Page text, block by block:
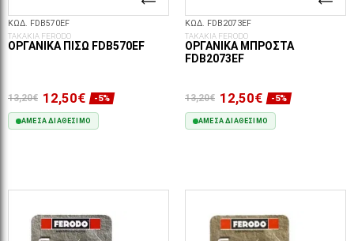
ΚΩΔ. FDB570EF
ΤΑΚΑΚΙΑ FERODO
ΟΡΓΑΝΙΚΆ ΠΊΣΩ FDB570EF
13,20€ 12,50€ -5%
ΆΜΕΣΑ ΔΙΑΘΈΣΙΜΟ
ΚΩΔ. FDB2073EF
ΤΑΚΑΚΙΑ FERODO
ΟΡΓΑΝΙΚΆ ΜΠΡΟΣΤΆ
FDB2073EF
13,20€ 12,50€ -5%
ΆΜΕΣΑ ΔΙΑΘΈΣΙΜΟ